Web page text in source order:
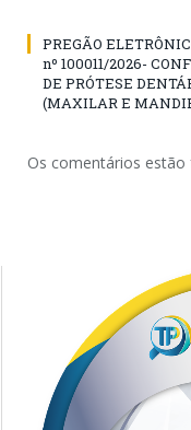
PREGÃO
nº 100011/2026-
DE PRÓTESE
(MAXILAR E
Os comentários estão